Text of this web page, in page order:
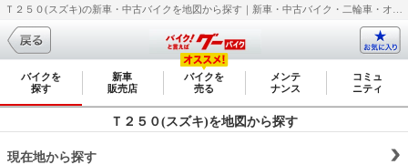
バイクを
探す
新車
販売店
バイクを
売る
メンテ
ナンス
コミュ
ニティ
Ｔ２５０(スズキ)を地図から探す
現在地から探す